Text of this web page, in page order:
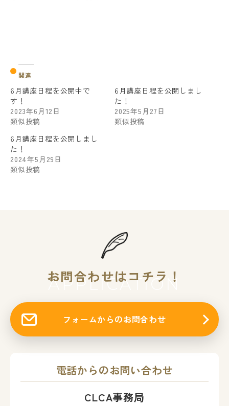
関連
6月講座日程を公開中で
す！
2023年6月12日
類似投稿
6月講座日程を公開しまし
た！
2025年5月27日
類似投稿
6月講座日程を公開しまし
た！
2024年5月29日
類似投稿
お問合わせはコチラ！
APPLICATION
フォームからのお問合わせ
電話からのお問い合わせ
CLCA事務局